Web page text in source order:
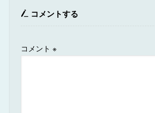
コメントする
コメント※